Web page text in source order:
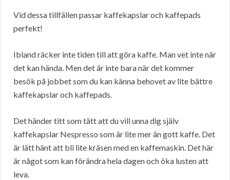
Vid dessa tillfällen passar kaffekapslar och kaffepads
perfekt!
Ibland räcker inte tiden till att göra kaffe. Man vet inte när
det kan hända. Men det är inte bara när det kommer
besök på jobbet som du kan känna behovet av lite bättre
kaffekapslar och kaffepads.
Det händer titt som tätt att du vill unna dig själv
kaffekapslar Nespresso som är lite mer än gott kaffe. Det
är lätt hänt att bli lite kräsen med en kaffemaskin. Det här
är något som kan förändra hela dagen och öka lusten att
leva.